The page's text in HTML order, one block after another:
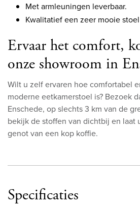
Met armleuningen leverbaar.
Kwalitatief een zeer mooie stoel
Ervaar het comfort,
onze showroom in
Wilt u zelf ervaren hoe comfortabel
moderne eetkamerstoel is? Bezoek
Enschede, op slechts 3 km van de
bekijk de stoffen van dichtbij en laat
genot van een kop koffie.
Specificaties